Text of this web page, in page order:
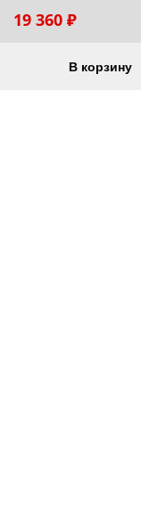
19 360 ₽
В корзину
Защиты для
защита картера